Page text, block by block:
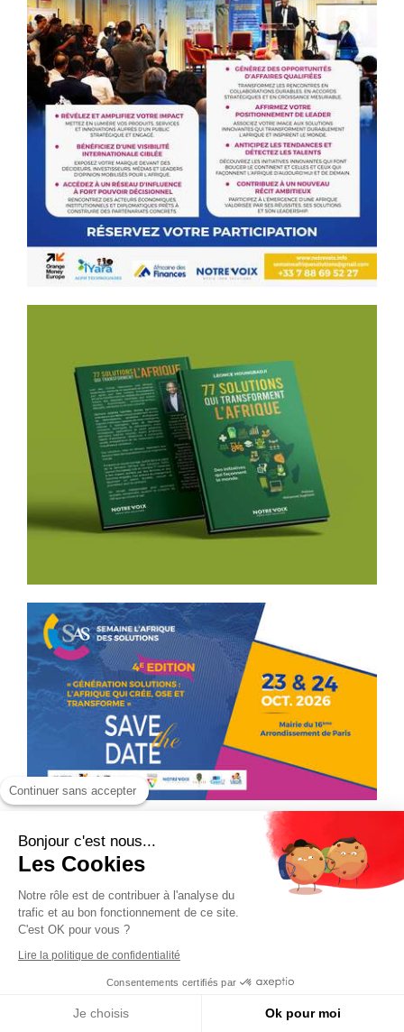
Continuer sans accepter
Bonjour c'est nous...
Les Cookies
Notre rôle est de contribuer à l'analyse du
trafic et au bon fonctionnement de ce site.
C'est OK pour vous ?
Lire la politique de confidentialité
Consentements certifiés par
Je choisis Ok pour moi